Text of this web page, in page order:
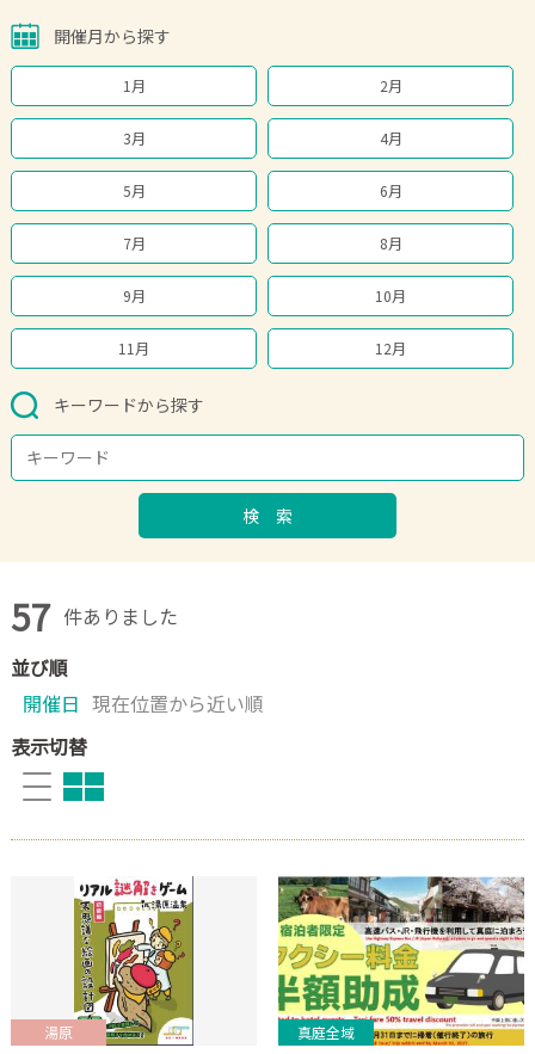
開催月から探す
1月 2月
3月 4月
5月 6月
7月 8月
9月 10月
11月 12月
キーワードから探す
検 索
57 件ありました
並び順
開催日 現在位置から近い順
表示切替
湯原 真庭全域